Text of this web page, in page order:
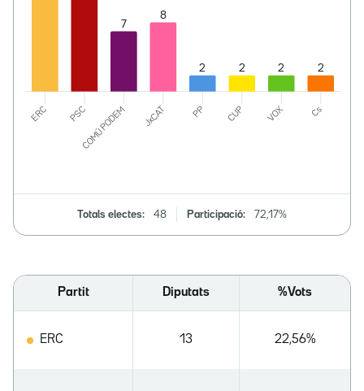
Totals electes: 48 Participació: 72,17%
Partit Diputats %Vots
ERC 13 22,56%